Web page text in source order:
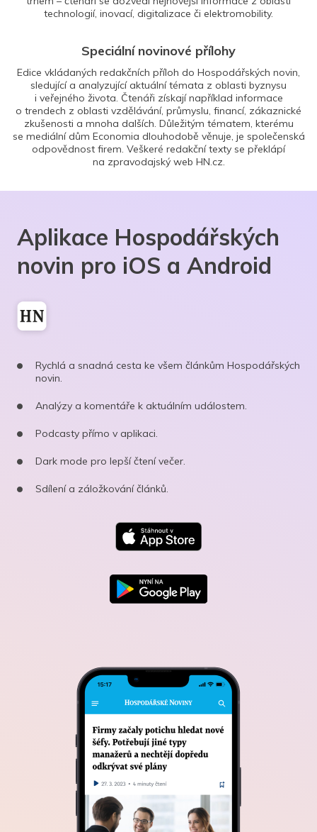
technologií, inovací, digitalizace či elektromobility.
Speciální novinové přílohy
Edice vkládaných redakčních příloh do Hospodářských novin,
sledující a analyzující aktuální témata z oblasti byznysu
i veřejného života. Čtenáři získají například informace
o trendech z oblasti vzdělávání, průmyslu, financí, zákaznické
zkušenosti a mnoha dalších. Důležitým tématem, kterému
se mediální dům Economia dlouhodobě věnuje, je společenská
odpovědnost firem. Veškeré redakční texty se překlápí
na zpravodajský web HN.cz.
Aplikace Hospodářských
novin pro iOS a Android
Rychlá a snadná cesta ke všem článkům Hospodářských
novin.
Analýzy a komentáře k aktuálním událostem.
Podcasty přímo v aplikaci.
Dark mode pro lepší čtení večer.
Sdílení a záložkování článků.